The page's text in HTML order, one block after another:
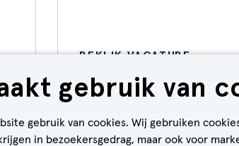
gebruik van
gebruik van cookies. Wij gebruiken
in bezoekersgedrag, maar ook voor
BEKIJK VACATURE
CALL-TO-ACTION BIJ MEER